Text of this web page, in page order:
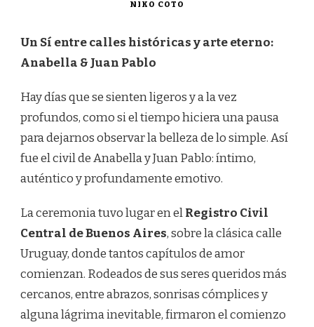
NIKO COTO
Un Sí entre calles históricas y arte eterno:
Anabella & Juan Pablo
Hay días que se sienten ligeros y a la vez
profundos, como si el tiempo hiciera una pausa
para dejarnos observar la belleza de lo simple. Así
fue el civil de Anabella y Juan Pablo: íntimo,
auténtico y profundamente emotivo.
La ceremonia tuvo lugar en elRegistro Civil
Central de Buenos Aires, sobre la clásica calle
Uruguay, donde tantos capítulos de amor
comienzan. Rodeados de sus seres queridos más
cercanos, entre abrazos, sonrisas cómplices y
alguna lágrima inevitable, firmaron el comienzo